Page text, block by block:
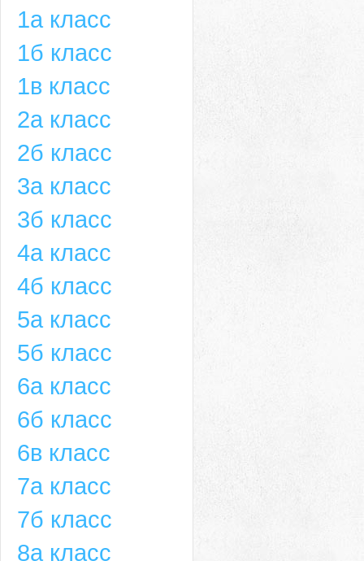
1а класс
1б класс
1в класс
2а класс
2б класс
3а класс
3б класс
4а класс
4б класс
5а класс
5б класс
6а класс
6б класс
6в класс
7а класс
7б класс
8а класс